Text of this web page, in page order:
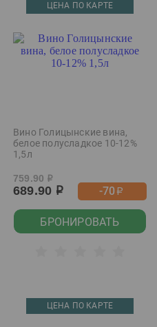
ЦЕНА ПО КАРТЕ
Вино Голицынские вина,
белое полусладкое 10-12%
1,5л
759.90 р
689.90 р -70р
БРОНИРОВАТЬ
ЦЕНА ПО КАРТЕ